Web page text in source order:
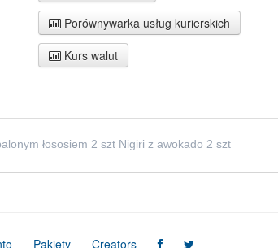
Porównywarka usług kurierskich
Kurs walut
łososiem 2 szt Nigiri z awokado 2 szt
Pakiety Creators